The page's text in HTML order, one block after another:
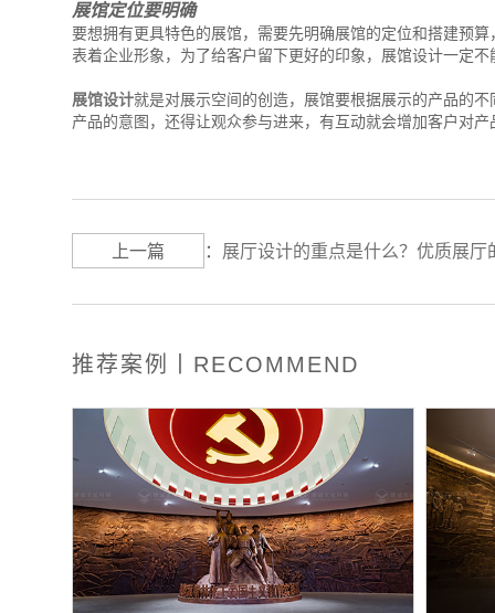
展馆定位要明确
要想拥有更具特色的展馆，需要先明确展馆的定位和搭建预
表着企业形象，为了给客户留下更好的印象，展馆设计一定
展馆设计就是对展示空间的创造，展馆要根据展示的产品的
产品的意图，还得让观众参与进来，有互动就会增加客户对
上一篇 ： 展厅设计的重点是什么？优质展厅
推荐案例丨RECOMMEND